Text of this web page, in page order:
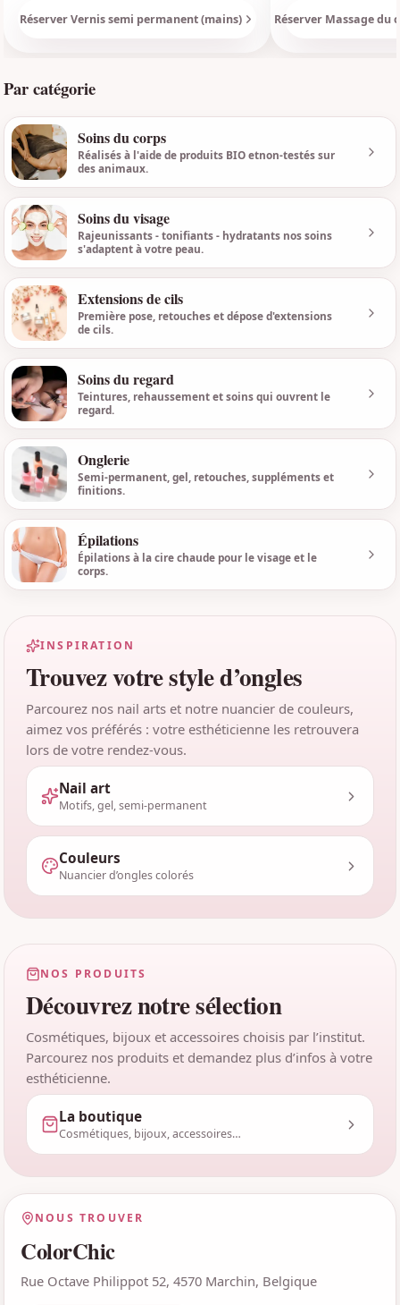
RéserverVernis semi permanent (mains) Réserver Massage du
Par catégorie
Soins du corps
Réalisés à l'aide de produits BIO etnon-testés sur
des animaux.
Voir
Soins du visage
Rajeunissants - tonifiants - hydratants nos soins
s'adaptent à votre peau.
Voir
Extensions de cils
Première pose, retouches et dépose d'extensions
de cils.
Voir
Soins du regard
Teintures, rehaussement et soins qui ouvrent le
regard.
Voir
Onglerie
Semi-permanent, gel, retouches, suppléments et
finitions.
Voir
Épilations
Épilations à la cire chaude pour le visage et le
corps.
Voir
INSPIRATION
Trouvez votre style d’ongles
Parcourez nos nail arts et notre nuancier de couleurs,
aimez vos préférés : votre esthéticienne les retrouvera
lors de votre rendez-vous.
Nail art
Motifs, gel, semi-permanent
Couleurs
Nuancier d’ongles colorés
NOS PRODUITS
Découvrez notre sélection
Cosmétiques, bijoux et accessoires choisis par l’institut.
Parcourez nos produits et demandez plus d’infos à votre
esthéticienne.
La boutique
Cosmétiques, bijoux, accessoires…
NOUS TROUVER
ColorChic
Rue Octave Philippot 52, 4570 Marchin, Belgique